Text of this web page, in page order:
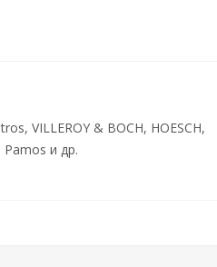
VILLEROY & BOCH, HOESCH,
Pamos и др.